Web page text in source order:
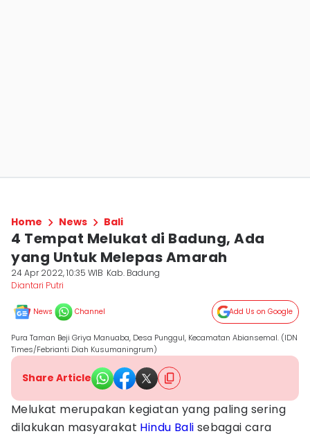
Home News Bali
4 Tempat Melukat di Badung, Ada
yang Untuk Melepas Amarah
24 Apr 2022, 10:35 WIB Kab. Badung
Diantari Putri
News Channel Add Us on Google
Pura Taman Beji Griya Manuaba, Desa Punggul, Kecamatan Abiansemal. (IDN
Times/Febrianti Diah Kusumaningrum)
Share Article
Melukat merupakan kegiatan yang paling sering
dilakukan masyarakat Hindu Bali sebagai cara